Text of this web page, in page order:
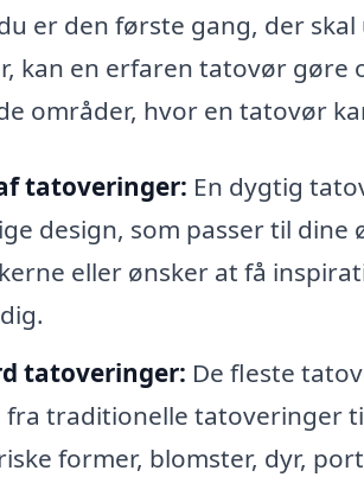
er den første gang, der
kan en erfaren tatovør gøre
områder, hvor en tatovør
tatoveringer: En dygtig
design, som passer til dine
eller ønsker at få
tatoveringer: De fleste
fra traditionelle tatoveringer
former, blomster, dyr,